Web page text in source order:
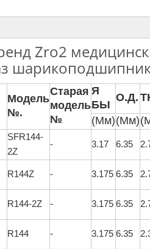
Zro2
Модель
№.
Старая
модель
№
Я
БЫ
О.Д.
(Мм)(Мм)
SFR144-
2Z
- 3.17 6.35
R144Z - 3.175 6.35
R144-2Z - 3.175 6.35
R144 - 3.175 6.35